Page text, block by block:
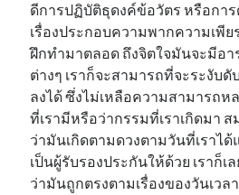
ดีการปฏิบัติธุดงค์ข้อวัตร หรือกา
เรื่องประกอบความพากความเพี
ฝึกทำมาตลอด ถึงจิตใจมันจะมีอ
ต่างๆ เราก็จะสามารถที่จะระงับ
ลงได้ ซึ่งไม่เหลือความสามารถห
ที่เรามีหรือว่ากรรมที่เราเกิดมา
ว่ามันเกิดตามดวงตามวันที่เราไ
เป็นผู้รับรองประกันให้ด้วย เราก็เล
ว่ามันถูกตรงตามเรื่องของวันเวล